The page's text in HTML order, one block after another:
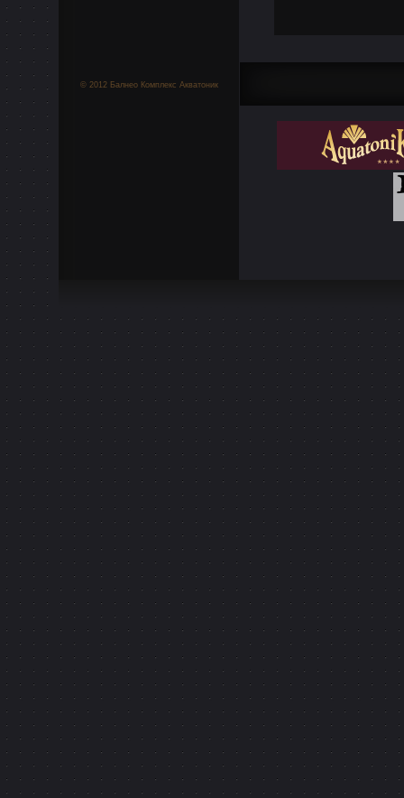
© 2012 Балнео Комплекс Акватоник